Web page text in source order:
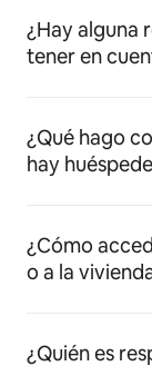
¿Hay alguna
tener en
¿Qué hago
hay
¿Cómo
o a la
¿Quién es